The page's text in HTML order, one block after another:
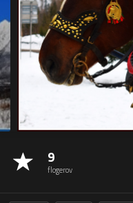
9
flogerov